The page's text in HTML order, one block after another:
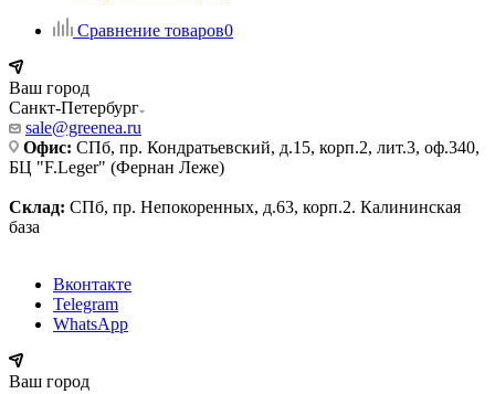
Сравнение товаров0
Ваш город
Санкт-Петербург
sale@greenea.ru
Офис: СПб, пр. Кондратьевский, д.15, корп.2, лит.3, оф.340,
БЦ "F.Leger" (Фернан Леже)
Склад: СПб, пр. Непокоренных, д.63, корп.2. Калининская
база
Вконтакте
Telegram
WhatsApp
Ваш город